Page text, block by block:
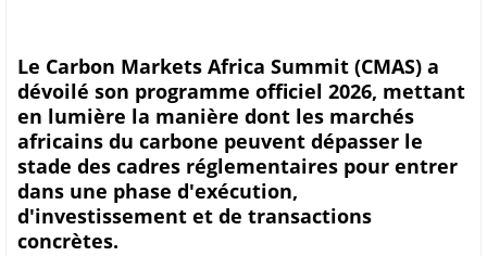
Le Carbon Markets Africa Summit (CMAS) a
dévoilé son programme officiel 2026, mettant
en lumière la manière dont les marchés
africains du carbone peuvent dépasser le
stade des cadres réglementaires pour entrer
dans une phase d'exécution,
d'investissement et de transactions
concrètes.